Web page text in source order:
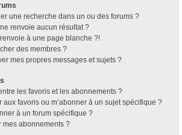
une recherche dans un ou des forums ?
renvoie aucun résultat ?
à une page blanche ?!
des membres ?
mes propres messages et sujets ?
les favoris et les abonnements ?
favoris ou m’abonner à un sujet spécifique ?
à un forum spécifique ?
mes abonnements ?